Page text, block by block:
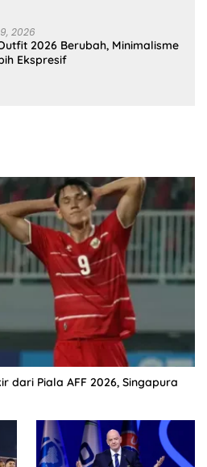
2026
2026 Berubah, Minimalisme
Ekspresif
dari Piala AFF 2026, Singapura